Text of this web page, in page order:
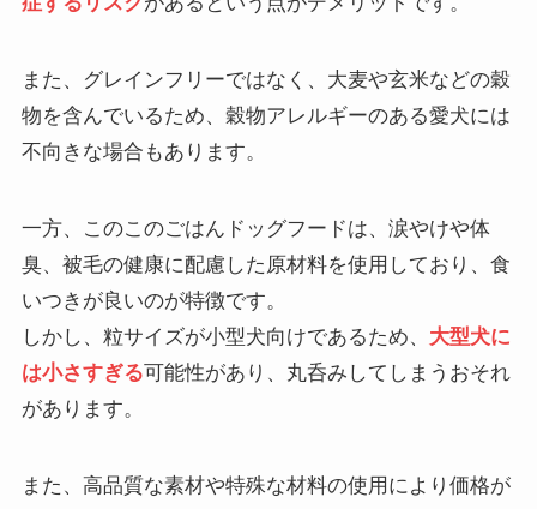
また、グレインフリーではなく、大麦や玄米などの穀
物を含んでいるため、穀物アレルギーのある愛犬には
不向きな場合もあります。
一方、このこのごはんドッグフードは、涙やけや体
臭、被毛の健康に配慮した原材料を使用しており、食
いつきが良いのが特徴です。
しかし、粒サイズが小型犬向けであるため、 大型犬に
は小さすぎる可能性があり、丸呑みしてしまうおそれ
があります。
また、高品質な素材や特殊な材料の使用により価格が